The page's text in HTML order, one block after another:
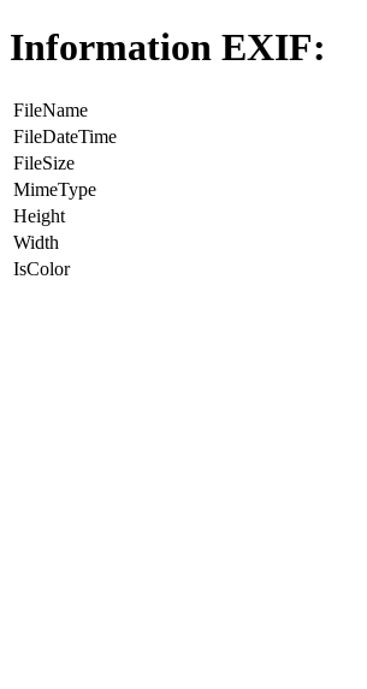
Information EXIF:
FileName
FileDateTime
FileSize
MimeType
Height
Width
IsColor